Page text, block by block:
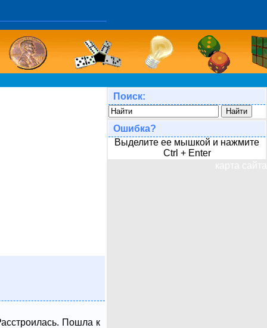
Пошла к
Поиск:
Ошибка?
Выделите ее мышкой и нажмите
Ctrl + Enter